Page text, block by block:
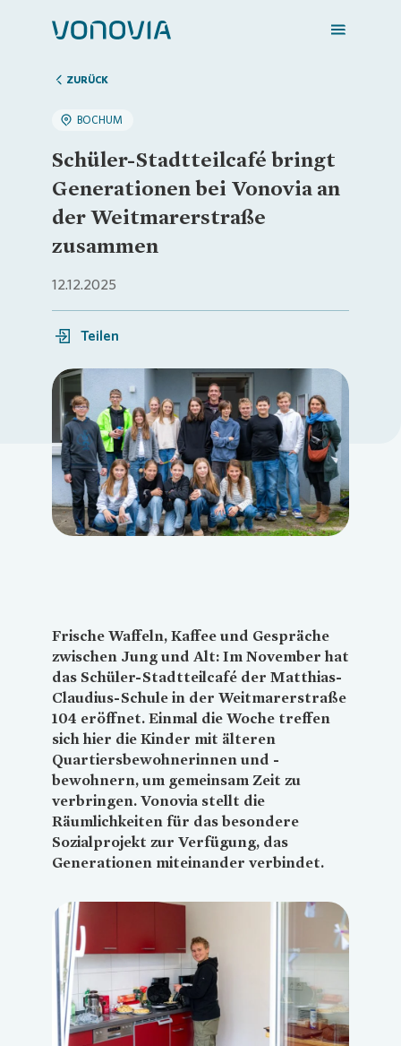
Zuhause finden
Mein Zuhause
Meine Stadt
Login
ZURÜCK
BOCHUM
Schüler-Stadtteilcafé bringt
Generationen bei Vonovia an
der Weitmarerstraße
zusammen
12.12.2025
Teilen
Loading...
Frische Waffeln, Kaffee und Gespräche
zwischen Jung und Alt: Im November hat
das Schüler-Stadtteilcafé der Matthias-
Claudius-Schule in der Weitmarerstraße
104 eröffnet. Einmal die Woche treffen
sich hier die Kinder mit älteren
Quartiersbewohnerinnen und -
bewohnern, um gemeinsam Zeit zu
verbringen. Vonovia stellt die
Räumlichkeiten für das besondere
Sozialprojekt zur Verfügung, das
Generationen miteinander verbindet.
Loading...